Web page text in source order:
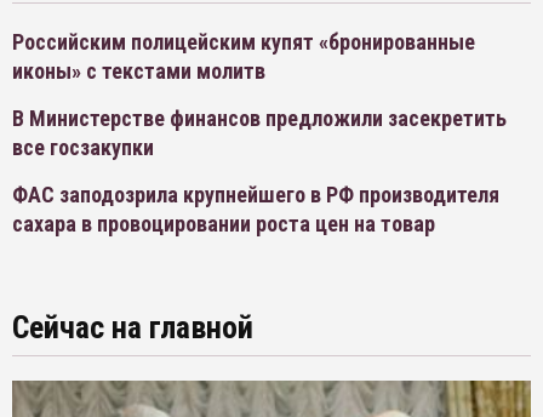
Российским полицейским купят «бронированные
иконы» с текстами молитв
В Министерстве финансов предложили засекретить
все госзакупки
ФАС заподозрила крупнейшего в РФ производителя
сахара в провоцировании роста цен на товар
Сейчас на главной